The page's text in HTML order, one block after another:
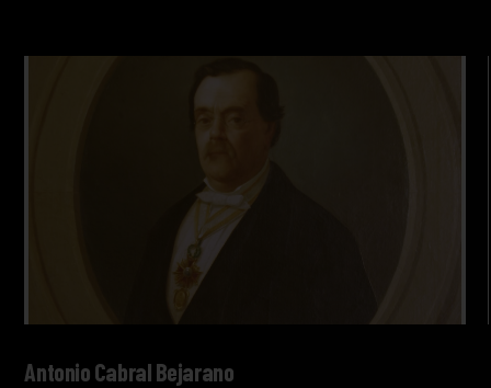
Antonio Cabral Bejarano